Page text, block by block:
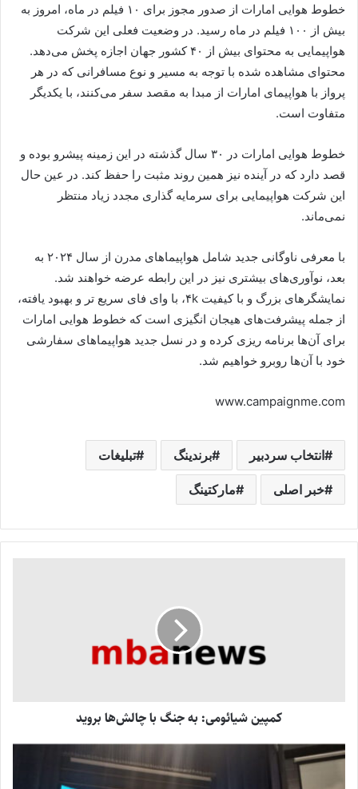
خطوط هوایی امارات از صدور مجوز برای ۱۰ فیلم در ماه، امروز به
بیش از ۱۰۰ فیلم در ماه رسید. در وضعیت فعلی این شرکت
هواپیمایی به محتوای بیش از ۴۰ کشور جهان اجازه پخش می‌دهد.
محتوای مشاهده شده با توجه به مسیر و نوع مسافرانی که در هر
پرواز با هواپیمای امارات از مبدا به مقصد سفر می‌کنند، با یکدیگر
متفاوت است.
خطوط هوایی امارات در ۳۰ سال گذشته در این زمینه پیشرو بوده و
قصد دارد که در آینده نیز همین روند مثبت را حفظ کند. در عین حال
این شرکت هواپیمایی برای سرمایه گذاری مجدد زیاد منتظر
نمی‌ماند.
با معرفی ناوگانی جدید شامل هواپیما‌های مدرن‌ از سال ۲۰۲۴ به
بعد، نوآوری‌های بیشتری نیز در این رابطه عرضه خواهند شد.
نمایشگر‌های بزرگ و با کیفیت ۴k، با وای فای سریع تر و بهبود یافته،
از جمله پیشرفت‌های هیجان انگیزی است که خطوط هوایی امارات
برای آن‌ها برنامه ریزی کرده و در نسل جدید هواپیما‌های سفارشی
خود با آن‌ها روبرو خواهیم شد.
www.campaignme.com
انتخاب سردبیر برندینگ تبلیغات
خبر اصلی مارکتینگ
کمپین شیائومی: به جنگ با چالش‌ها بروید